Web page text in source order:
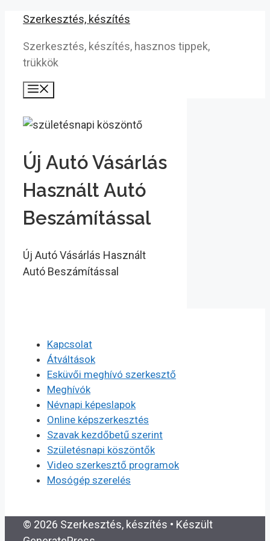
Kilépés
tartalomba
Szerkesztés, készítés
Szerkesztés, készítés, hasznos tippek,
trükkök
Új Autó Vásárlás
Használt Autó
Beszámítással
Új Autó Vásárlás Használt
Autó Beszámítással
Kapcsolat
Átváltások
Esküvői meghívó szerkesztő
Meghívók
Névnapi képeslapok
Online képszerkesztés
Szavak kezdőbetű szerint
Születésnapi köszöntők
Video szerkesztő programok
Mosógép szerelés
© 2026 Szerkesztés, készítés • Készült